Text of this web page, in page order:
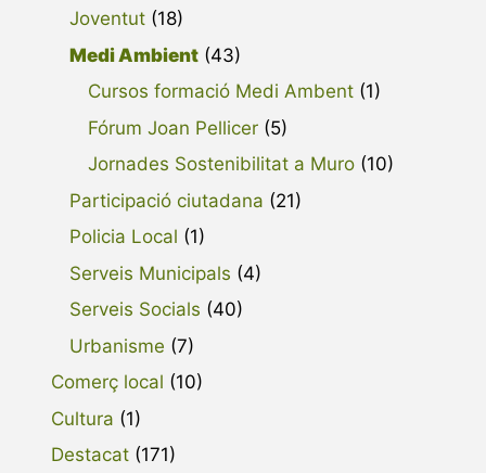
Joventut (18)
Medi Ambient (43)
Cursos formació Medi Ambent (1)
Fórum Joan Pellicer (5)
Jornades Sostenibilitat a Muro (10)
Participació ciutadana (21)
Policia Local (1)
Serveis Municipals (4)
Serveis Socials (40)
Urbanisme (7)
Comerç local (10)
Cultura (1)
Destacat (171)